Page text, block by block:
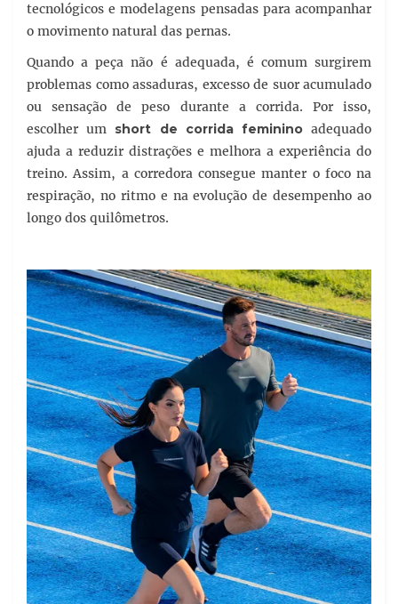
tecnológicos e modelagens pensadas para acompanhar
o movimento natural das pernas.
Quando a peça não é adequada, é comum surgirem
problemas como assaduras, excesso de suor acumulado
ou sensação de peso durante a corrida. Por isso,
escolher um short de corrida femininoadequado
ajuda a reduzir distrações e melhora a experiência do
treino. Assim, a corredora consegue manter o foco na
respiração, no ritmo e na evolução de desempenho ao
longo dos quilômetros.